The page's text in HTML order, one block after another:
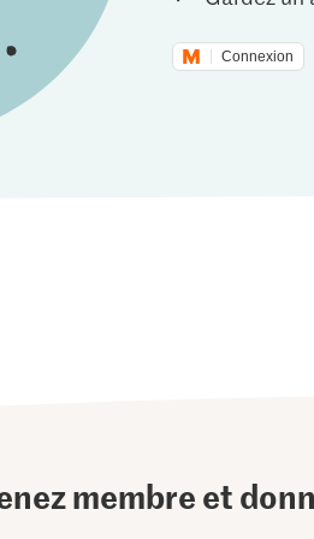
Connexion
membre et